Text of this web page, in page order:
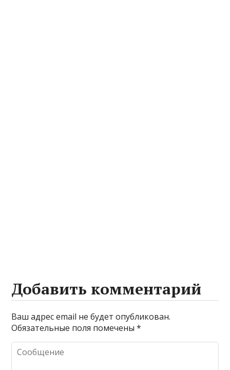
Добавить комментарий
Ваш адрес email не будет опубликован.
Обязательные поля помечены*